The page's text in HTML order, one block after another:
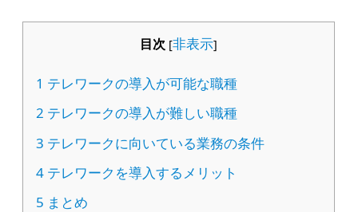
目次 [非表示]
1 テレワークの導入が可能な職種
2 テレワークの導入が難しい職種
3 テレワークに向いている業務の条件
4 テレワークを導入するメリット
5 まとめ